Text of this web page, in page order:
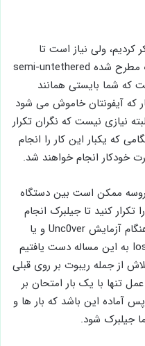
کردیم، ولی نیاز است تا
مجددا بگوییم که هر دو روش جیلبرک مطرح شده semi-untethered
که شما بایستی همانند
شد، در هر بار که آیفونتان خاموش می شود
نیازی نیست که نگران تکرار
که یکبار این کار را انجام
خودکار انجام خواهند شد.
ممکن است بین دستگاه
تکرار کنید تا جیلبرک انجام
شود نسبتا متفاوت باشد. برای مثال هنگام آزمایش Unc0ver و یا
Chimera بر روی آیفون X در Ios 12.1.2 به این مساله دست یافتیم
از جمله ریبوت بر روی قبلی
تنها با یک بار امتحان بر
آماده این باشد که بار ها و
جیلبرک شود.